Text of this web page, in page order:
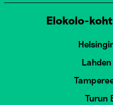
Elokolo-
Turun